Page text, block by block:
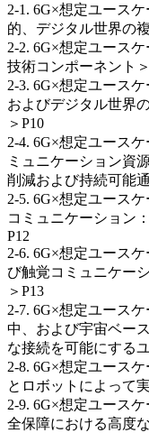
2-1. 6G×想定ユース
的、デジタル世界の
2-2. 6G×想定ユース
技術コンポーネント
2-3. 6G×想定ユースケ
およびデジタル世界
＞P10
2-4. 6G×想定ユースケ
ミュニケーション資
削減および持続可能
2-5. 6G×想定ユース
コミュニケーション
P12
2-6. 6G×想定ユース
び触覚コミュニケー
＞P13
2-7. 6G×想定ユース
中、および宇宙ベー
な接続を可能にする
2-8. 6G×想定ユース
とロボットによって
2-9. 6G×想定ユース
全保障における高度